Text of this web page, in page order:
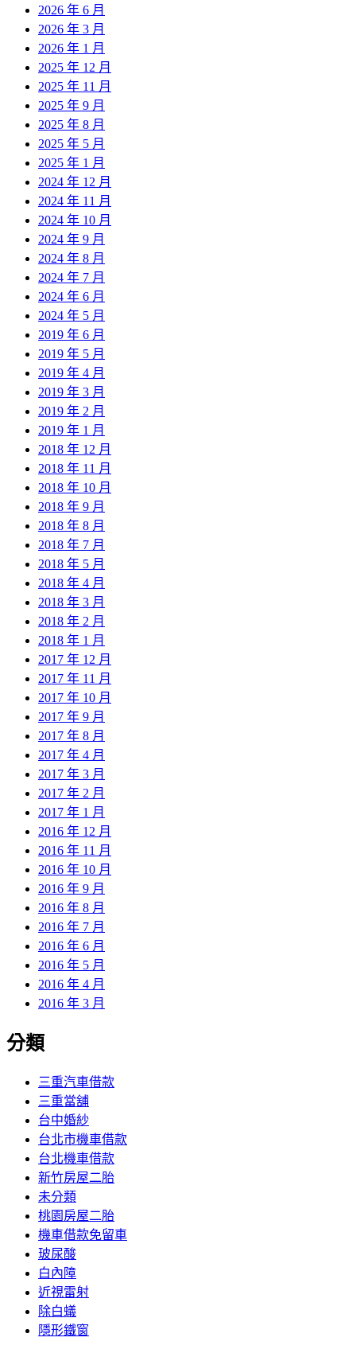
2026 年 6 月
2026 年 3 月
2026 年 1 月
2025 年 12 月
2025 年 11 月
2025 年 9 月
2025 年 8 月
2025 年 5 月
2025 年 1 月
2024 年 12 月
2024 年 11 月
2024 年 10 月
2024 年 9 月
2024 年 8 月
2024 年 7 月
2024 年 6 月
2024 年 5 月
2019 年 6 月
2019 年 5 月
2019 年 4 月
2019 年 3 月
2019 年 2 月
2019 年 1 月
2018 年 12 月
2018 年 11 月
2018 年 10 月
2018 年 9 月
2018 年 8 月
2018 年 7 月
2018 年 5 月
2018 年 4 月
2018 年 3 月
2018 年 2 月
2018 年 1 月
2017 年 12 月
2017 年 11 月
2017 年 10 月
2017 年 9 月
2017 年 8 月
2017 年 4 月
2017 年 3 月
2017 年 2 月
2017 年 1 月
2016 年 12 月
2016 年 11 月
2016 年 10 月
2016 年 9 月
2016 年 8 月
2016 年 7 月
2016 年 6 月
2016 年 5 月
2016 年 4 月
2016 年 3 月
分類
三重汽車借款
三重當舖
台中婚紗
台北市機車借款
台北機車借款
新竹房屋二胎
未分類
桃園房屋二胎
機車借款免留車
玻尿酸
白內障
近視雷射
除白蟻
隱形鐵窗